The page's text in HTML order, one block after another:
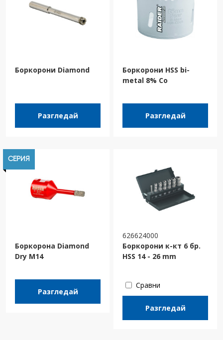
Боркорони Diamond
Разгледай
Боркорони HSS bi-
metal 8% Co
Разгледай
СЕРИЯ
Боркорона Diamond
Dry M14
Разгледай
626624000
Боркорони к-кт 6 бр.
HSS 14 - 26 mm
Сравни
Разгледай